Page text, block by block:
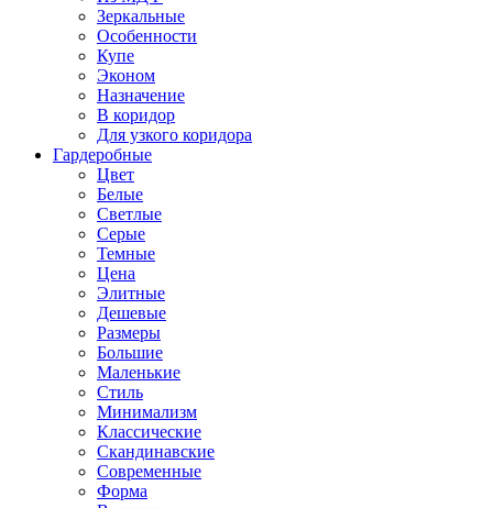
Зеркальные
Особенности
Купе
Эконом
Назначение
В коридор
Для узкого коридора
Гардеробные
Цвет
Белые
Светлые
Серые
Темные
Цена
Элитные
Дешевые
Размеры
Большие
Маленькие
Стиль
Минимализм
Классические
Скандинавские
Современные
Форма